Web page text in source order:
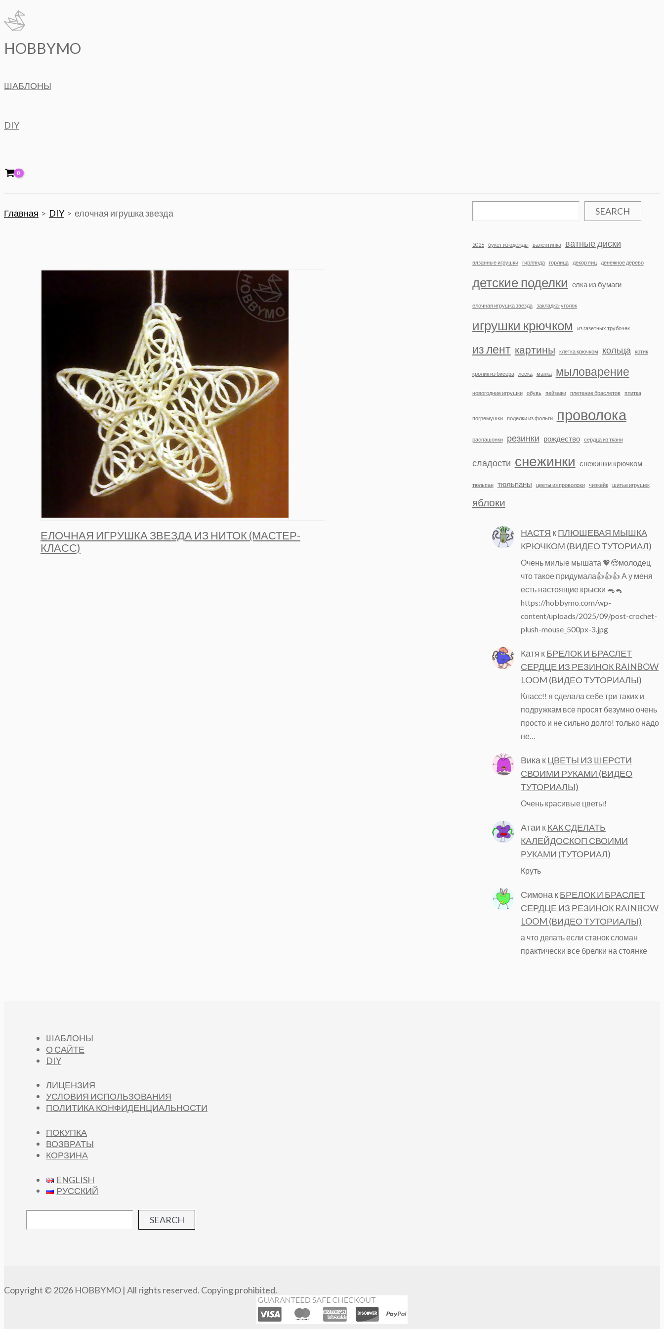
Перейти
к
содержимому
HOBBYMO
ШАБЛОНЫ
DIY
Главная DIY елочная игрушка звезда
ЕЛОЧНАЯ ИГРУШКА ЗВЕЗДА ИЗ НИТОК (МАСТЕР-
КЛАСС)
SEARCH
2026 букет из одежды валентинка ватные диски
вязанные игрушки гирлянда горлица декор яиц денежное дерево
детские поделки елка из бумаги
елочная игрушка звезда закладка-уголок
игрушки крючком из газетных трубочек
из лент картины клетка крючком кольца котик
кролик из бисера леска манка мыловарение
новогодние игрушки обувь пейзажи плетение браслетов плитка
погремушки поделки из фольги проволока
распашонки резинки рождество сердца из ткани
сладости снежинки снежинки крючком
тюльпан тюльпаны цветы из проволоки чизкейк шитье игрушек
яблоки
НАСТЯ кПЛЮШЕВАЯ МЫШКА
КРЮЧКОМ (ВИДЕО ТУТОРИАЛ)
Очень милые мышата 💖😍молодец
что такое придумала👍👍👍 А у меня
есть настоящие крыски 🐀🐁
https://hobbymo.com/wp-
content/uploads/2025/09/post-crochet-
plush-mouse_500px-3.jpg
Катя кБРЕЛОК И БРАСЛЕТ
СЕРДЦЕ ИЗ РЕЗИНОК RAINBOW
LOOM (ВИДЕО ТУТОРИАЛЫ)
Класс!! я сделала себе три таких и
подружкам все просят безумно очень
просто и не сильно долго! только надо
не…
ВикакЦВЕТЫ ИЗ ШЕРСТИ
СВОИМИ РУКАМИ (ВИДЕО
ТУТОРИАЛЫ)
Очень красивые цветы!
Атаи кКАК СДЕЛАТЬ
КАЛЕЙДОСКОП СВОИМИ
РУКАМИ (ТУТОРИАЛ)
Круть
Симона кБРЕЛОК И БРАСЛЕТ
СЕРДЦЕ ИЗ РЕЗИНОК RAINBOW
LOOM (ВИДЕО ТУТОРИАЛЫ)
а что делать если станок сломан
практически все брелки на стоянке
ШАБЛОНЫ
О САЙТЕ
DIY
ЛИЦЕНЗИЯ
УСЛОВИЯ ИСПОЛЬЗОВАНИЯ
ПОЛИТИКА КОНФИДЕНЦИАЛЬНОСТИ
ПОКУПКА
ВОЗВРАТЫ
КОРЗИНА
ENGLISH
РУССКИЙ
SEARCH
Copyright © 2026 HOBBYMO | All rights reserved. Copying prohibited.